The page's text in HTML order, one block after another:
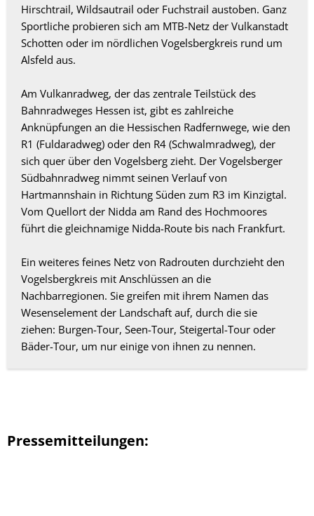
Hirschtrail, Wildsautrail oder Fuchstrail austoben. Ganz
Sportliche probieren sich am MTB-Netz der Vulkanstadt
Schotten oder im nördlichen Vogelsbergkreis rund um
Alsfeld aus.
Am Vulkanradweg, der das zentrale Teilstück des
Bahnradweges Hessen ist, gibt es zahlreiche
Anknüpfungen an die Hessischen Radfernwege, wie den
R1 (Fuldaradweg) oder den R4 (Schwalmradweg), der
sich quer über den Vogelsberg zieht. Der Vogelsberger
Südbahnradweg nimmt seinen Verlauf von
Hartmannshain in Richtung Süden zum R3 im Kinzigtal.
Vom Quellort der Nidda am Rand des Hochmoores
führt die gleichnamige Nidda-Route bis nach Frankfurt.
Ein weiteres feines Netz von Radrouten durchzieht den
Vogelsbergkreis mit Anschlüssen an die
Nachbarregionen. Sie greifen mit ihrem Namen das
Wesenselement der Landschaft auf, durch die sie
ziehen: Burgen-Tour, Seen-Tour, Steigertal-Tour oder
Bäder-Tour, um nur einige von ihnen zu nennen.
Pressemitteilungen: